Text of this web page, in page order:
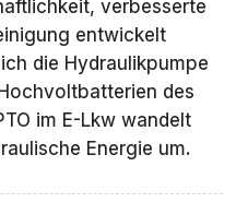
verbesserte
entwickelt
die Hydraulikpumpe
des
im E-Lkw wandelt
Energie um.